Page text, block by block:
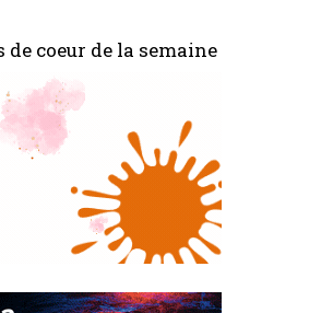
de coeur de la semaine